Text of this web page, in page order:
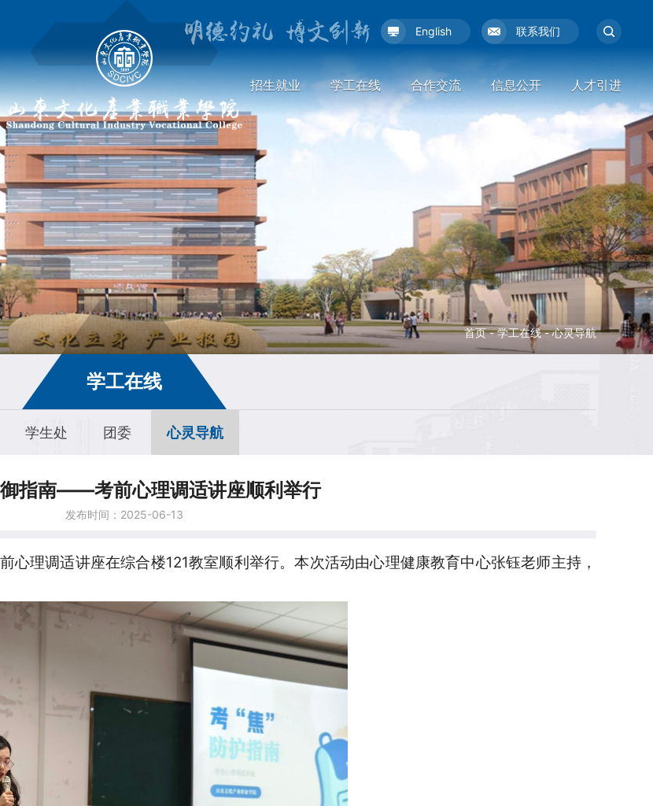
English 联系我们
招生就业 学工在线 合作交流 信息公开 人才引进
首页-学工在线-心灵导航
学工在线
学生处 团委 心灵导航
御指南——考前心理调适讲座顺利举行
发布时间：2025-06-13
心理调适讲座在综合楼121教室顺利举行。本次活动由心理健康教育中心张钰老师主持，